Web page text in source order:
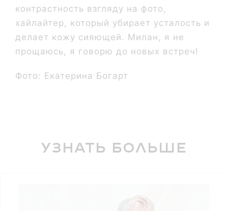
контрастность взгляду на фото,
хайлайтер, который убирает усталость и
делает кожу сияющей. Милан, я не
прощаюсь, я говорю до новых встреч!
Фото: Екатерина Богарт
Узнать больше